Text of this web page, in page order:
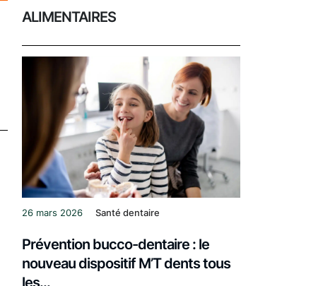
ALIMENTAIRES
26 mars 2026 Santé dentaire
Prévention bucco-dentaire : le
nouveau dispositif M’T dents tous
les...